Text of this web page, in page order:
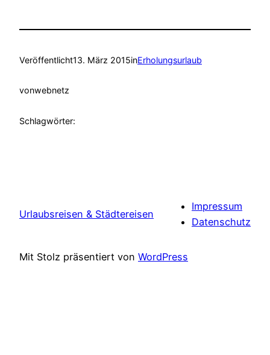
Veröffentlicht13. März 2015inErholungsurlaub
vonwebnetz
Schlagwörter:
Urlaubsreisen & Städtereisen
Impressum
Datenschutz
Mit Stolz präsentiert von WordPress